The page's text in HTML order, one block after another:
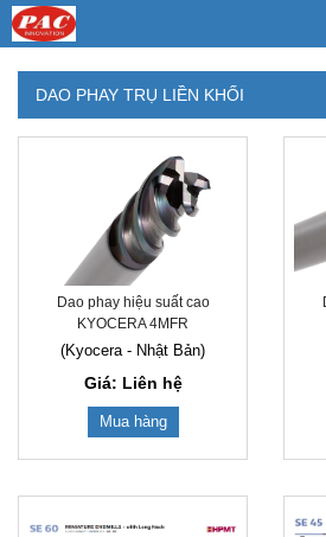
DAO PHAY TRỤ LIỀN KHỐI
Dao phay hiệu suất cao
KYOCERA 4MFR
(Kyocera - Nhật Bản)
Giá: Liên hệ
Mua hàng